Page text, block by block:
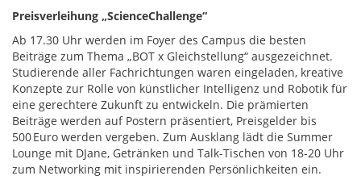
Preisverleihung „ScienceChallenge“
Ab 17.30 Uhr werden im Foyer des Campus die besten
Beiträge zum Thema „BOT x Gleichstellung“ ausgezeichnet.
Studierende aller Fachrichtungen waren eingeladen, kreative
Konzepte zur Rolle von künstlicher Intelligenz und Robotik für
eine gerechtere Zukunft zu entwickeln. Die prämierten
Beiträge werden auf Postern präsentiert, Preisgelder bis
500 Euro werden vergeben. Zum Ausklang lädt die Summer
Lounge mit DJane, Getränken und Talk-Tischen von 18-20 Uhr
zum Networking mit inspirierenden Persönlichkeiten ein.